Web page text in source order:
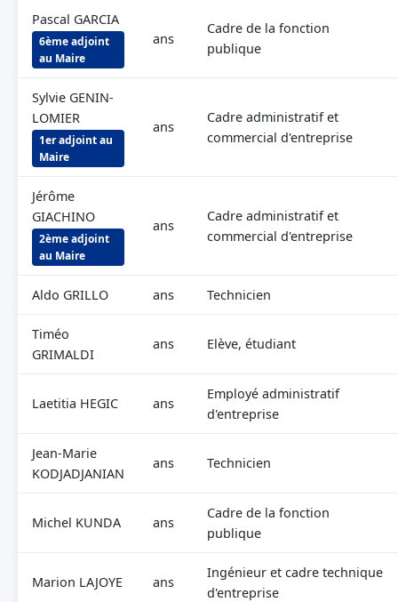
Pascal GARCIA
6ème adjoint
au Maire
ans
Cadre de la fonction
publique
Sylvie GENIN-
LOMIER
1er adjoint au
Maire
ans
Cadre administratif et
commercial d'entreprise
Jérôme
GIACHINO
2ème adjoint
au Maire
ans
Cadre administratif et
commercial d'entreprise
Aldo GRILLO ans Technicien
Timéo
GRIMALDI
ans Elève, étudiant
Laetitia HEGIC ans
Employé administratif
d'entreprise
Jean-Marie
KODJADJANIAN
ans Technicien
Michel KUNDA ans
Cadre de la fonction
publique
Marion LAJOYE ans
Ingénieur et cadre technique
d'entreprise